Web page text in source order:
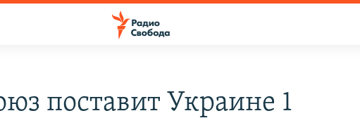
поставит Украине 1